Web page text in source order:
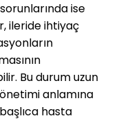
ise
ileride ihtiyaç
Bu durum uzun
anlamına
hasta